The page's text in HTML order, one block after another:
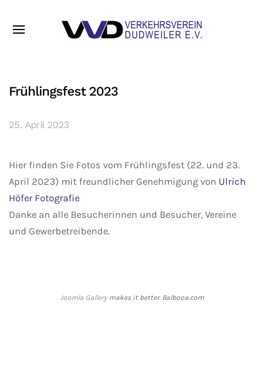
Frühlingsfest 2023
25. April 2023
Hier finden Sie Fotos vom Frühlingsfest (22. und 23.
April 2023) mit freundlicher Genehmigung von Ulrich
Höfer Fotografie
Danke an alle Besucherinnen und Besucher, Vereine
und Gewerbetreibende.
Joomla Gallerymakes it better. Balbooa.com